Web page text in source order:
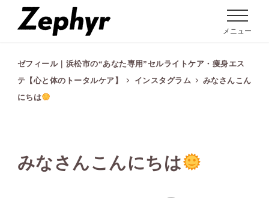
メニュー
ゼフィール｜浜松市の“あなた専用”セルライトケア・痩身エス
テ【心と体のトータルケア】
インスタグラム
みなさんこん
にちは
みなさんこんにちは